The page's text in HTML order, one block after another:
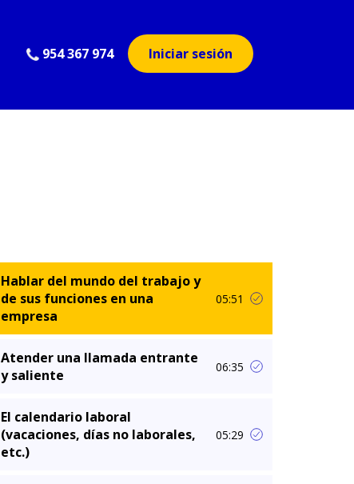
954 367 974 Iniciar sesión
Hablar del mundo del trabajo y
de sus funciones en una
empresa
05:51
Atender una llamada entrante
y saliente
06:35
El calendario laboral
(vacaciones, días no laborales,
etc.)
05:29